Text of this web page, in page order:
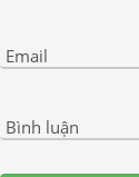
Email
Bình luận